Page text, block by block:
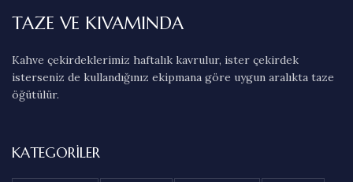
TAZE VE KIVAMINDA
Kahve çekirdeklerimiz haftalık kavrulur, ister çekirdek
isterseniz de kullandığınız ekipmana göre uygun aralıkta taze
öğütülür.
KATEGORILER